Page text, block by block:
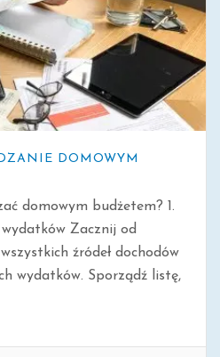
DOMOWYM
domowym budżetem? 1.
Zacznij od
źródeł dochodów
wydatków. Sporządź listę,